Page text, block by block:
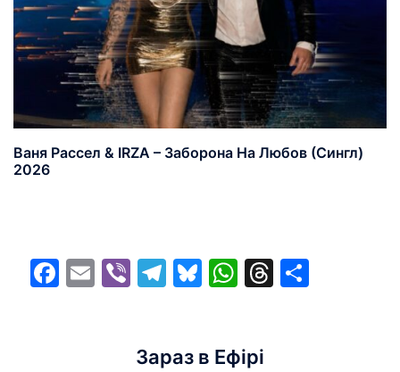
Ваня Рассел & IRZA – Заборона На Любов (Сингл)
2026
Facebook
EmailViberTelegram
Bluesky
WhatsApp
Threads
Зараз в Ефірі